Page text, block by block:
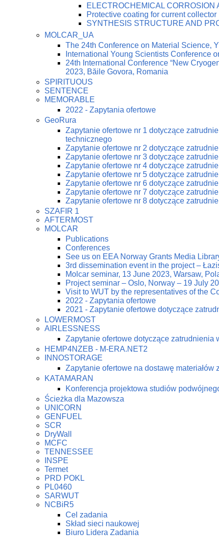
ELECTROCHEMICAL CORROSION
Protective coating for current
SYNTHESIS STRUCTURE AND
MOLCAR_UA
The 24th Conference on Material Science,
International Young Scientists Conference
24th International Conference “New
2023, Băile Govora, Romania
SPIRITUOUS
SENTENCE
MEMORABLE
2022 - Zapytania ofertowe
GeoRura
Zapytanie ofertowe nr 1 dotyczące
technicznego
Zapytanie ofertowe nr 2 dotyczące
Zapytanie ofertowe nr 3 dotyczące
Zapytanie ofertowe nr 4 dotyczące
Zapytanie ofertowe nr 5 dotyczące
Zapytanie ofertowe nr 6 dotyczące
Zapytanie ofertowe nr 7 dotyczące
Zapytanie ofertowe nr 8 dotyczące
SZAFIR 1
AFTERMOST
MOLCAR
Publications
Conferences
See us on EEA Norway Grants Media
3rd dissemination event in the project –
Molcar seminar, 13 June 2023, Warsaw,
Project seminar – Oslo, Norway – 19 July
Visit to WUT by the representatives of the
2022 - Zapytania ofertowe
2021 - Zapytanie ofertowe dotyczące
LOWERMOST
AIRLESSNESS
Zapytanie ofertowe dotyczące zatrudnienia
HEMP4NZEB - M-ERA.NET2
INNOSTORAGE
Zapytanie ofertowe na dostawę materiałów
KATAMARAN
Konferencja projektowa studiów
Ścieżka dla Mazowsza
UNICORN
GENFUEL
SCR
DryWall
MCFC
TENNESSEE
INSPE
Termet
PRD POKL
PL0460
SARWUT
NCBiR5
Cel zadania
Skład sieci naukowej
Biuro Lidera Zadania